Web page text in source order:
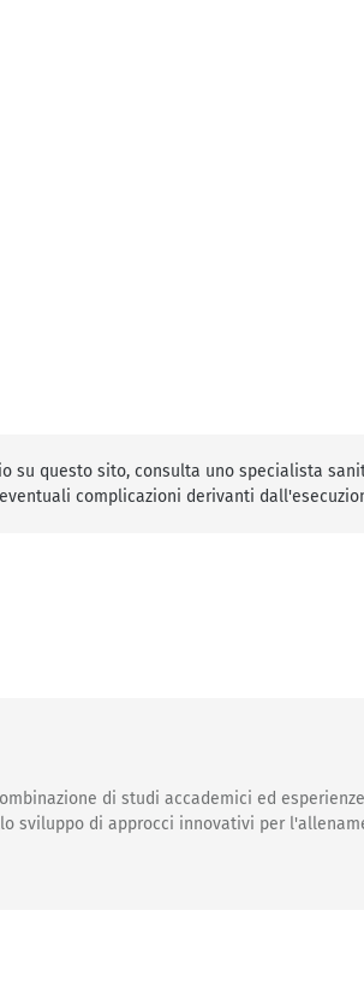
su questo sito, consulta uno specialista
complicazioni derivanti
di studi accademici ed
sviluppo di approcci innovativi per